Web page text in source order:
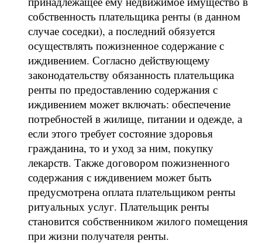
собственность плательщика ренты (в данном
случае соседки), а последний обязуется
осуществлять пожизненное содержание с
иждивением. Согласно действующему
законодательству обязанность плательщика
ренты по предоставлению содержания с
иждивением может включать: обеспечение
потребностей в жилище, питании и одежде, а
если этого требует состояние здоровья
гражданина, то и уход за ним, покупку
лекарств. Также договором пожизненного
содержания с иждивением может быть
предусмотрена оплата плательщиком ренты
ритуальных услуг. Плательщик ренты
становится собственником жилого помещения
при жизни получателя ренты.